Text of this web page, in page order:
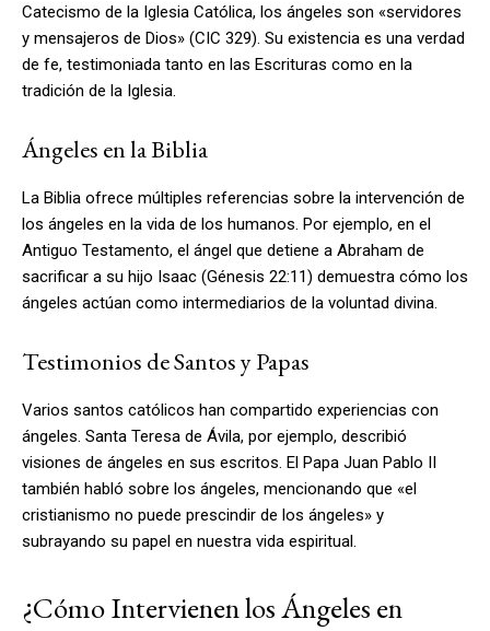
Catecismo de la Iglesia Católica, los ángeles son «servidores
y mensajeros de Dios» (CIC 329). Su existencia es una verdad
de fe, testimoniada tanto en las Escrituras como en la
tradición de la Iglesia.
Ángeles en la Biblia
La Biblia ofrece múltiples referencias sobre la intervención de
los ángeles en la vida de los humanos. Por ejemplo, en el
Antiguo Testamento, el ángel que detiene a Abraham de
sacrificar a su hijo Isaac (Génesis 22:11) demuestra cómo los
ángeles actúan como intermediarios de la voluntad divina.
Testimonios de Santos y Papas
Varios santos católicos han compartido experiencias con
ángeles. Santa Teresa de Ávila, por ejemplo, describió
visiones de ángeles en sus escritos. El Papa Juan Pablo II
también habló sobre los ángeles, mencionando que «el
cristianismo no puede prescindir de los ángeles» y
subrayando su papel en nuestra vida espiritual.
¿Cómo Intervienen los Ángeles en